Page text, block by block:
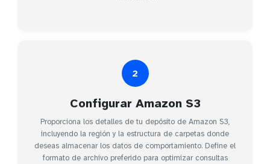
2
Configurar Amazon S3
Proporciona los detalles de tu depósito de Amazon S3,
incluyendo la región y la estructura de carpetas donde
deseas almacenar los datos de comportamiento. Define el
formato de archivo preferido para optimizar consultas